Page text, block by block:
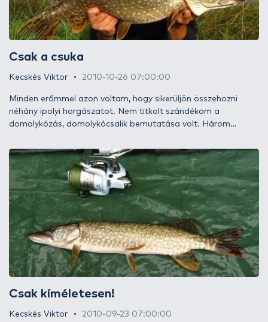
Csak a csuka
Kecskés Viktor 2010-10-26 07:00:00
Minden erőmmel azon voltam, hogy sikerüljön összehozni
néhány ipolyi horgászatot. Nem titkolt szándékom a
domolykózás, domolykócsalik bemutatása volt. Három
más-más arcát mutatta a szeszélyes folyó…
Csak kíméletesen!
Kecskés Viktor 2010-09-23 07:00:00